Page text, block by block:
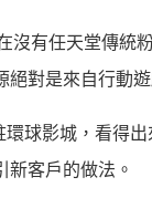
有任天堂傳統
對是來自行動遊
球影城，看得
客戶的做法。